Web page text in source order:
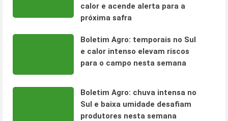
calor e acende alerta para a
próxima safra
Boletim Agro: temporais no Sul
e calor intenso elevam riscos
para o campo nesta semana
Boletim Agro: chuva intensa no
Sul e baixa umidade desafiam
produtores nesta semana